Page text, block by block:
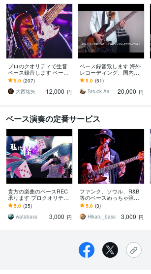
プロのクオリティで生音
ベース録音します ベース
であなたの楽曲のポテン
シャルを最大限に引き出
します。
5.0 (207)
大西祐矢
12,000 円
ベース録音致します 海外
レコーディング、国内メ
ジャー案件の技術をこの
価格で！
5.0 (51)
Struck Air Records 20,000 円
ベース演奏の定番サービス
貴方の楽曲のベースREC
承ります プロクオリティ
の演奏で楽曲をワンラン
ク上に！
5.0 (35)
watabass
3,000 円
ファンク、ソウル、R&B
等のベースめっちゃ弾け
ます どのジャンルも演奏
可能、スラップ指弾きど
ちらも得意です！！
5.0 (3)
Hikaru_bass
3,000 円